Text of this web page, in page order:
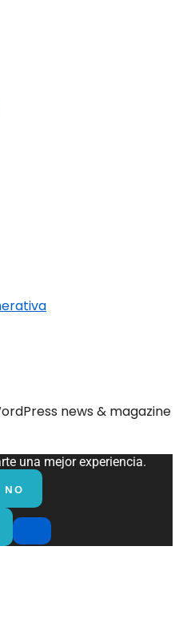
news & magazine
una mejor experiencia.
NO